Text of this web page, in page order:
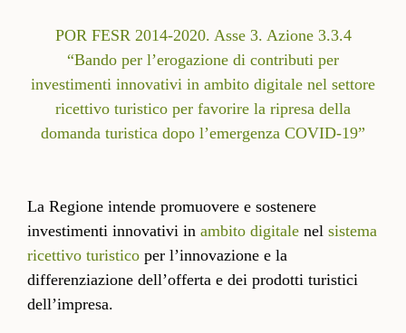
POR FESR 2014-2020. Asse 3. Azione 3.3.4
“Bando per l’erogazione di contributi per
investimenti innovativi in ambito digitale nel settore
ricettivo turistico per favorire la ripresa della
domanda turistica dopo l’emergenza COVID-19”
La Regione intende promuovere e sostenere
investimenti innovativi in ambito digitale nel sistema
ricettivo turistico per l’innovazione e la
differenziazione dell’offerta e dei prodotti turistici
dell’impresa.